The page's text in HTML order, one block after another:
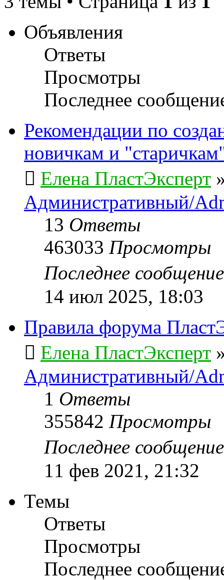
Объявления
Ответы
Просмотры
Последнее
Рекомендации по
новичкам и
Елена ПластЭксперт
Административный/
13 Ответы
463033 Просмотры
Последнее
14 июл 2025, 18:03
Правила форума
Елена ПластЭксперт
Административный/
1 Ответы
355842 Просмотры
Последнее
11 фев 2021, 21:32
Темы
Ответы
Просмотры
Последнее